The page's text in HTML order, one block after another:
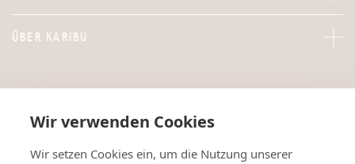
Wir verwenden Cookies
Wir setzen Cookies ein, um die Nutzung unserer
ÜBER KARIBU